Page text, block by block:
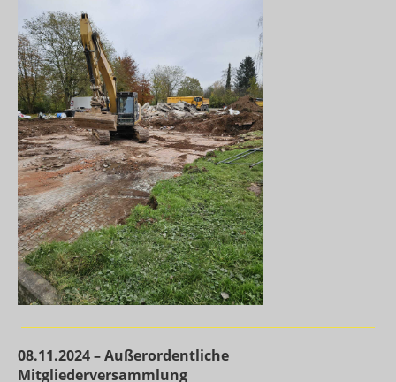
08.11.2024 – Außerordentliche
Mitgliederversammlung